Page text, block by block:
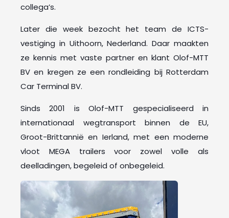
collega’s.
Later die week bezocht het team de ICTS-
vestiging in Uithoorn, Nederland. Daar maakten
ze kennis met vaste partner en klant Olof-MTT
BV en kregen ze een rondleiding bij Rotterdam
Car Terminal BV.
Sinds 2001 is Olof-MTT gespecialiseerd in
internationaal wegtransport binnen de EU,
Groot-Brittannië en Ierland, met een moderne
vloot MEGA trailers voor zowel volle als
deelladingen, begeleid of onbegeleid.